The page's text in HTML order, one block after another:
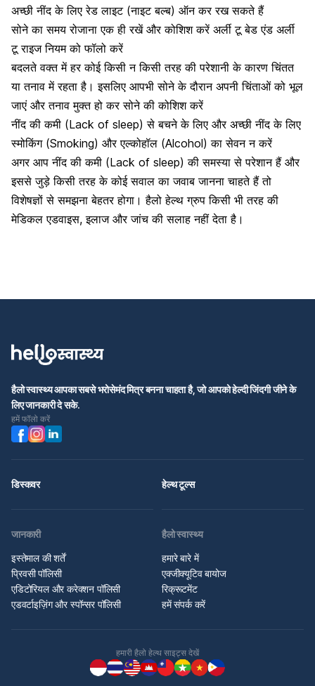
अच्छी नींद के लिए रेड लाइट (नाइट बल्ब) ऑन कर रख सकते हैं
सोने का समय रोजाना एक ही रखें और कोशिश करें अर्ली टू बेड एंड अर्ली
टू राइज नियम को फॉलो करें
बदलते वक्त में हर कोई किसी न किसी तरह की परेशानी के कारण चिंतत
या तनाव में रहता है। इसलिए आपभी सोने के दौरान अपनी चिंताओं को भूल
जाएं और तनाव मुक्त हो कर सोने की कोशिश करें
नींद की कमी (Lack of sleep) से बचने के लिए और अच्छी नींद के लिए
स्मोकिंग(Smoking) औरएल्कोहॉल (Alcohol) का सेवन न करें
अगर आप नींद की कमी (Lack of sleep) की समस्या से परेशान हैं और
इससे जुड़े किसी तरह के कोई सवाल का जवाब जानना चाहते हैं तो
विशेषज्ञों से समझना बेहतर होगा। हैलो हेल्थ ग्रुप किसी भी तरह की
मेडिकल एडवाइस,इलाज और जांच की सलाह नहीं देता है।
हैलो स्वास्थ्य आपका सबसे भरोसेमंद मित्र बनना चाहता है, जो आपको हेल्दी जिंदगी जीने के
लिए जानकारी दे सके.
हमें फॉलो करें
डिस्कवर हेल्थ टूल्स
जानकारी
इस्तेमाल की शर्तें
प्रिवसी पॉलिसी
एडिटोरियल और करेक्शन पॉलिसी
एडवर्टाइज़िंग और स्पॉन्सर पॉलिसी
हैलो स्वास्थ्य
हमारे बारे में
एक्जीक्यूटिव बायोज
रिक्रूटमेंट
हमें संपर्क करें
हमारी हैलो हेल्थ साइट्स देखें